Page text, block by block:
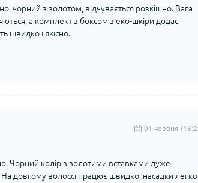
чорний з золотом, відчувається розкішно. Вага
а комплект з боксом з еко-шкіри додає
швидко і якісно.
01 червня
Чорний колір з золотими вставками дуже
довгому волоссі працює швидко, насадки легко